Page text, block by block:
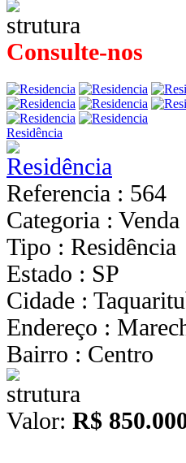
Consulte-nos
Residência
Referencia : 564
Categoria : Venda
Tipo : Residência
Estado : SP
Cidade :
Endereço :
Bairro : Centro
Valor: R$